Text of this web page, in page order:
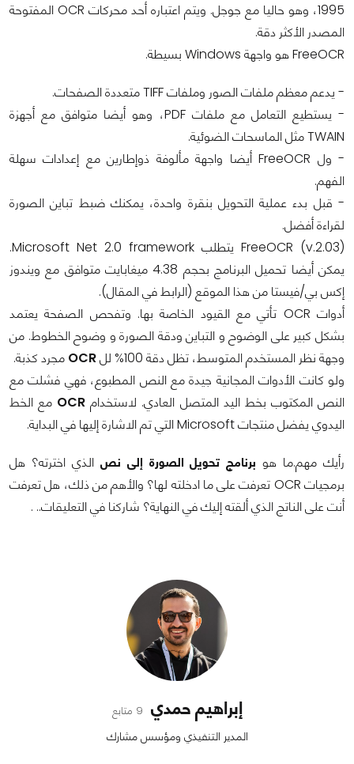
1995، وهو حاليا مع جوجل. ويتم اعتباره أحد محركات OCR المفتوحة
المصدر الأكثر دقة.
FreeOCR هو واجهة Windows بسيطة.
- يدعم معظم ملفات الصور وملفات TIFF متعددة الصفحات.
- يستطيع التعامل مع ملفات PDF، وهو أيضا متوافق مع أجهزة
TWAIN مثل الماسحات الضوئية.
- ول FreeOCR أيضا واجهة مألوفة ذوإطارين مع إعدادات سهلة
الفهم.
- قبل بدء عملية التحويل بنقرة واحدة، يمكنك ضبط تباين الصورة
لقراءة أفضل.
FreeOCR (v.2.03) يتطلب Microsoft Net 2.0 framework.
يمكن أيضا تحميل البرنامج بحجم 4.38 ميغابايت متوافق مع ويندوز
إكس بي/فيستا من هذا الموقع (الرابط في المقال).
أدوات OCR تأتي مع القيود الخاصة بها. وتفحص الصفحة يعتمد
بشكل كبير على الوضوح و التباين ودقة الصورة و وضوح الخطوط. من
وجهة نظر المستخدم المتوسط، تظل دقة 100% لل
OCR مجرد كذبة.
ولو كانت الأدوات المجانية جيدة مع النص المطبوع، فهي فشلت مع
النص المكتوب بخط اليد المتصل العادي. لاستخدام OCR مع الخط
اليدوي يفضل منتجات Microsoft التي تم الاشارة إليها في البداية.
رأيك مهم.ما هو برنامج تحويل الصورة إلى نص الذي اخترته؟ هل
برمجيات OCR تعرفت على ما ادخلته لها؟ والأهم من ذلك، هل تعرفت
أنت على الناتج الذي ألقته إليك في النهاية؟ شاركنا في التعليقات.. .
إبراهيم حمدي 9 متابع
المدير التنفيذي ومؤسس مشارك